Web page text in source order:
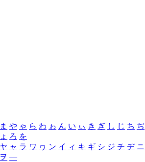
ま や ゃ ら わ ゎ ん い ぃ き ぎ し じ ち ぢ
ょ ろ を
ヤ ャ ラ ワ ヮ ン イ ィ キ ギ シ ジ チ ヂ ニ
ヲ ―